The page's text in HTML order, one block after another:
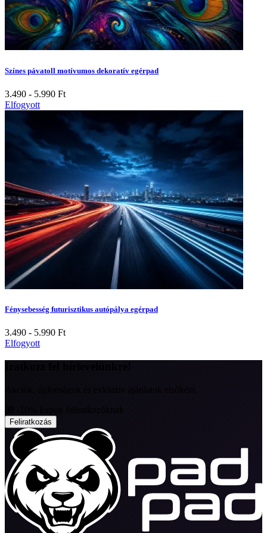
Színes pávatoll motívumos dekoratív egérpad
3.490 - 5.990 Ft
Elfogyott
Fénysebesség futurisztikus autópálya egérpad
3.490 - 5.990 Ft
Elfogyott
Feliratkozás